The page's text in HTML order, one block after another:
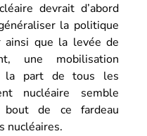
devrait d’abord
la politique
que la levée de
une mobilisation
la part de tous les
nucléaire semble
bout de ce fardeau
nucléaires.